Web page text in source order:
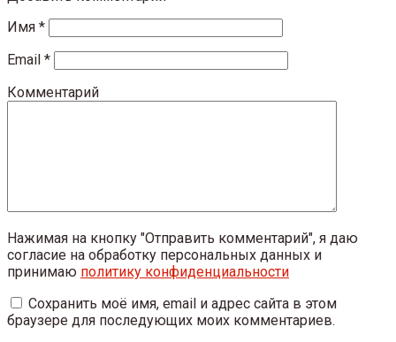
Имя *
Email *
Комментарий
Нажимая на кнопку "Отправить комментарий", я даю
согласие на обработку персональных данных и
принимаю политику конфиденциальности
Сохранить моё имя, email и адрес сайта в этом
браузере для последующих моих комментариев.